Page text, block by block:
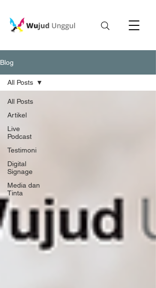
Blog
All Posts
Artikel
Live
Podcast
Testimoni
Digital
Signage
Media dan
Tinta
All Posts